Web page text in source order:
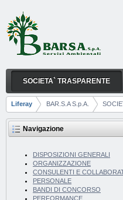
Salta al contenuto
BILANCI
Navigazione
SOCIETA` TRASPARENTE
Breadcrumb
Liferay BAR.S.A S.p.A.
Navigazione
DISPOSIZIONI GENERALI
ORGANIZZAZIONE
CONSULENTI E
PERSONALE
BANDI DI CONCORSO
PERFORMANCE